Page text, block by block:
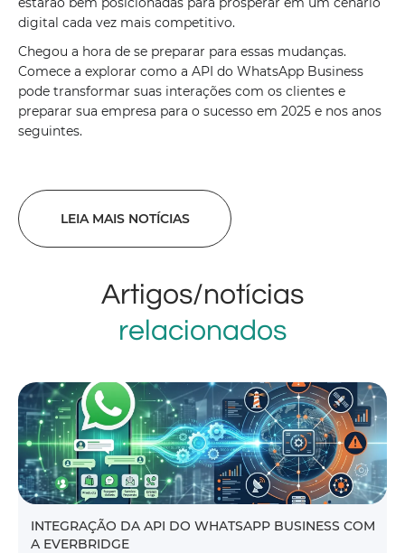
digital cada vez mais competitivo.
Chegou a hora de se preparar para essas mudanças.
Comece a explorar como a API do WhatsApp Business
pode transformar suas interações com os clientes e
preparar sua empresa para o sucesso em 2025 e nos anos
seguintes.
LEIA MAIS NOTÍCIAS
Artigos/notícias
relacionados
INTEGRAÇÃO DA API DO WHATSAPP BUSINESS COM
A EVERBRIDGE